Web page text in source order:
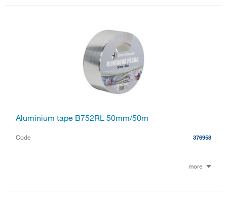
Aluminium tape B752RL 50mm/50m
Code 376958
more